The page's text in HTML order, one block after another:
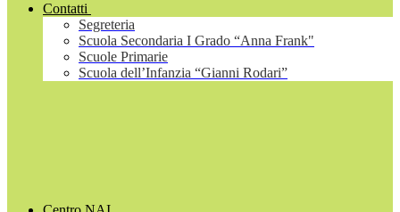
Contatti
Segreteria
Scuola Secondaria I Grado “Anna Frank"
Scuole Primarie
Scuola dell’Infanzia “Gianni Rodari”